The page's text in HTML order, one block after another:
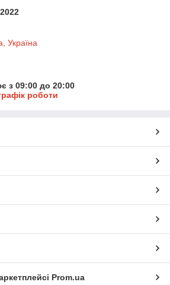
Україна
з 09:00 до 20:00
роботи
Prom.ua